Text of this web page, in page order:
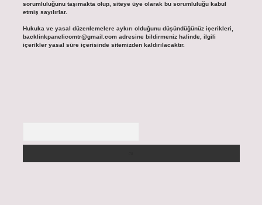
sorumluluğunu taşımakta olup, siteye üye olarak bu sorumluluğu kabul
etmiş sayılırlar.
Hukuka ve yasal düzenlemelere aykırı olduğunu düşündüğünüz içerikleri,
backlinkpanelicomtr@gmail.comadresine bildirmeniz halinde, ilgili
içerikler yasal süre içerisinde sitemizden kaldırılacaktır.